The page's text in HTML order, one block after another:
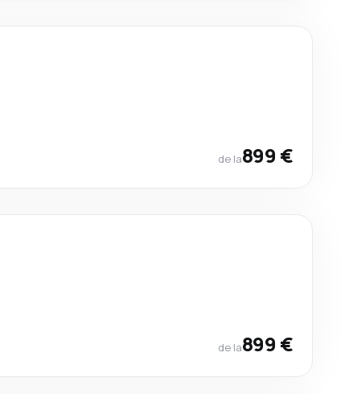
de la899 €
de la899 €